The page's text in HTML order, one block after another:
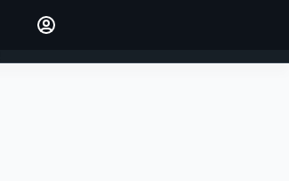
INICIAR SESIÓN